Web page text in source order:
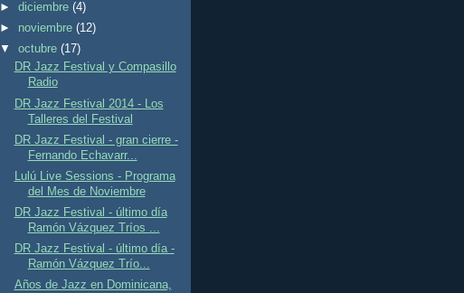
►diciembre(4)
► noviembre(12)
▼octubre(17)
DR Jazz Festival y Compasillo
Radio
DR Jazz Festival 2014 - Los
Talleres del Festival
DR Jazz Festival - gran cierre -
Fernando Echavarr...
Lulú Live Sessions - Programa
del Mes de Noviembre
DR Jazz Festival - último día
Ramón Vázquez Tríos ...
DR Jazz Festival - último día -
Ramón Vázquez Trío...
Años de Jazz en Dominicana,